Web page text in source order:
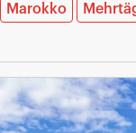
Marokko